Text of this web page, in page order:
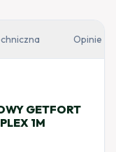
Opinie
GETFORT
1M